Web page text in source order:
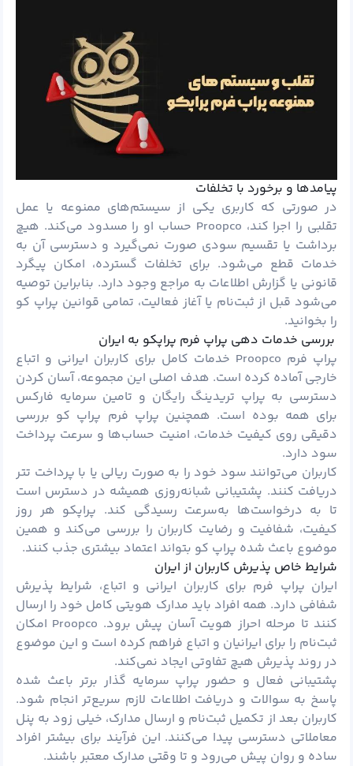
پیامدها و برخورد با تخلفات
در صورتی که کاربری یکی از سیستم‌های ممنوعه یا عمل
تقلبی را اجرا کند، Proopco حساب او را مسدود می‌کند. هیچ
برداشت یا تقسیم سودی صورت نمی‌گیرد و دسترسی آن به
خدمات قطع می‌شود. برای تخلفات گسترده، امکان پیگرد
قانونی یا گزارش اطلاعات به مراجع وجود دارد. بنابراین توصیه
می‌شود قبل از ثبت‌نام یا آغاز فعالیت، تمامی قوانین پراپ کو
را بخوانید.
بررسی خدمات دهی پراپ فرم پراپکو به ایران
پراپ فرم Proopco
خدمات کامل برای کاربران ایرانی و اتباع
خارجی آماده کرده است. هدف اصلی این مجموعه، آسان کردن
دسترسی به پراپ تریدینگ رایگان و تامین سرمایه فارکس
برای همه بوده است. همچنین پراپ فرم پراپ کو بررسی
دقیقی روی کیفیت خدمات، امنیت حساب‌ها و سرعت پرداخت
سود دارد.
کاربران می‌توانند سود خود را به صورت ریالی یا با پرداخت تتر
دریافت کنند. پشتیبانی شبانه‌روزی همیشه در دسترس است
تا به درخواست‌ها به‌سرعت رسیدگی کند. پراپکو هر روز
کیفیت، شفافیت و رضایت کاربران را بررسی می‌کند و همین
موضوع باعث شده پراپ کو بتواند اعتماد بیشتری جذب کنند.
شرایط خاص پذیرش کاربران از ایران
ایران پراپ فرم برای کاربران ایرانی و اتباع، شرایط پذیرش
شفافی دارد. همه افراد باید مدارک هویتی کامل خود را ارسال
کنند تا مرحله احراز هویت آسان پیش برود. Proopco امکان
ثبت‌نام را برای ایرانیان و اتباع فراهم کرده است و این موضوع
در روند پذیرش هیچ تفاوتی ایجاد نمی‌کند.
پشتیبانی فعال و حضور پراپ سرمایه گذار برتر باعث شده
پاسخ به سوالات و دریافت اطلاعات لازم سریع‌تر انجام شود.
کاربران بعد از تکمیل ثبت‌نام و ارسال مدارک، خیلی زود به پنل
معاملاتی دسترسی پیدا می‌کنند. این فرآیند برای بیشتر افراد
ساده و روان پیش می‌رود و تا وقتی مدارک معتبر باشند.